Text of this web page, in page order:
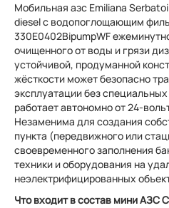
Мобильная азс Emiliana
diesel с водопоглощающим
330E0402BipumpWF
очищенного от воды и грязи
устойчивой, продуманной
жёсткости может безопасно
эксплуатации без
работает автономно от 24-
Незаменима для создания
пункта (передвижного или
своевременного заполнения
техники и оборудования на
неэлектрифицированных
Что входит в состав мини АЗС